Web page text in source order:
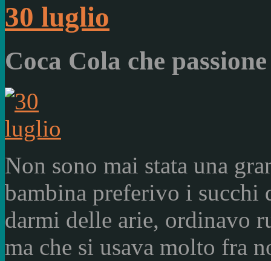
30 luglio
Coca Cola che passione
Non sono mai stata una
bambina preferivo i
darmi delle arie, ordinavo
ma che si usava molto fra